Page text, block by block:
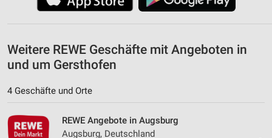
Weitere REWE Geschäfte mit Angeboten in
und um Gersthofen
4 Geschäfte und Orte
REWE Angebote in Augsburg
Augsburg, Deutschland
Partnerliste anzeigen (1 IAB-Anbieter)
Speichern von oder Zugriff auf Informationen
auf einem Endgerät
Verwendung reduzierter Daten zur Auswahl von
Erstellung von Profilen für personalisierte